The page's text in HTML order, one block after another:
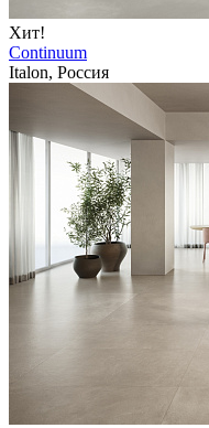
Хит!
Continuum
Italon, Россия